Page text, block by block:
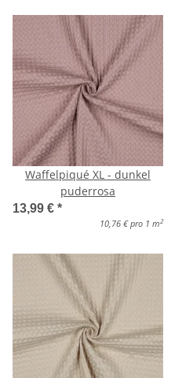
Waffelpiqué XL - dunkel
puderrosa
13,99 € *
10,76 € pro 1 m 2